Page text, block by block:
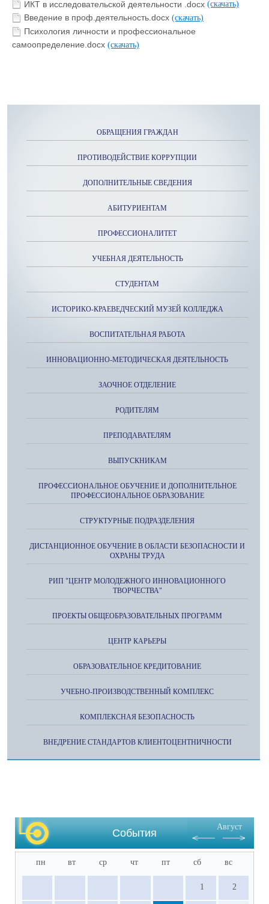
ИКТ в исследовательской деятельности .docx (скачать)
Введение в проф.деятельность.docx (скачать)
Психология личности и профессиональное
самоопределение.docx (скачать)
ОБРАЩЕНИЯ ГРАЖДАН
ПРОТИВОДЕЙСТВИЕ КОРРУПЦИИ
ДОПОЛНИТЕЛЬНЫЕ СВЕДЕНИЯ
АБИТУРИЕНТАМ
ПРОФЕССИОНАЛИТЕТ
УЧЕБНАЯ ДЕЯТЕЛЬНОСТЬ
СТУДЕНТАМ
ИСТОРИКО-КРАЕВЕДЧЕСКИЙ МУЗЕЙ КОЛЛЕДЖА
ВОСПИТАТЕЛЬНАЯ РАБОТА
ИННОВАЦИОННО-МЕТОДИЧЕСКАЯ ДЕЯТЕЛЬНОСТЬ
ЗАОЧНОЕ ОТДЕЛЕНИЕ
РОДИТЕЛЯМ
ПРЕПОДАВАТЕЛЯМ
ВЫПУСКНИКАМ
ПРОФЕССИОНАЛЬНОЕ ОБУЧЕНИЕ И ДОПОЛНИТЕЛЬНОЕ
ПРОФЕССИОНАЛЬНОЕ ОБРАЗОВАНИЕ
СТРУКТУРНЫЕ ПОДРАЗДЕЛЕНИЯ
ДИСТАНЦИОННОЕ ОБУЧЕНИЕ В ОБЛАСТИ БЕЗОПАСНОСТИ И
ОХРАНЫ ТРУДА
РИП "ЦЕНТР МОЛОДЕЖНОГО ИННОВАЦИОННОГО
ТВОРЧЕСТВА"
ПРОЕКТЫ ОБЩЕОБРАЗОВАТЕЛЬНЫХ ПРОГРАММ
ЦЕНТР КАРЬЕРЫ
ОБРАЗОВАТЕЛЬНОЕ КРЕДИТОВАНИЕ
УЧЕБНО-ПРОИЗВОДСТВЕННЫЙ КОМПЛЕКС
КОМПЛЕКСНАЯ БЕЗОПАСНОСТЬ
ВНЕДРЕНИЕ СТАНДАРТОВ КЛИЕНТОЦЕНТНИЧНОСТИ
События
Август
пн вт ср чт пт сб вс
1 2